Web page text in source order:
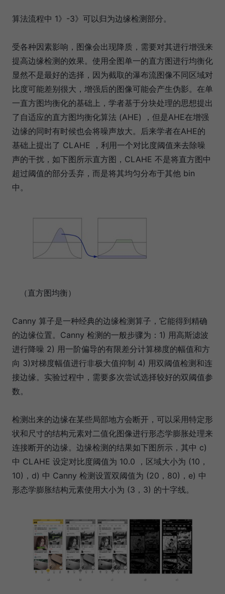
算法流程中 1》-3》可以归为边缘检测部分。
受各种因素影响，图像会出现降质，需要对其进行增强来
提高边缘检测的效果。使用全图单一的直方图进行均衡化
显然不是最好的选择，因为截取的瀑布流图像不同区域对
比度可能差别很大，增强后的图像可能会产生伪影。在单
一直方图均衡化的基础上，学者基于分块处理的思想提出
了自适应的直方图均衡化算法 (AHE) ，但是AHE在增强
边缘的同时有时候也会将噪声放大。后来学者在AHE的
基础上提出了 CLAHE ，利用一个对比度阈值来去除噪
声的干扰，如下图所示直方图，CLAHE 不是将直方图中
超过阈值的部分丢弃，而是将其均匀分布于其他 bin
中。
（直方图均衡）
Canny 算子是一种经典的边缘检测算子，它能得到精确
的边缘位置。Canny 检测的一般步骤为：1) 用高斯滤波
进行降噪 2) 用一阶偏导的有限差分计算梯度的幅值和方
向 3)对梯度幅值进行非极大值抑制 4) 用双阈值检测和连
接边缘。实验过程中，需要多次尝试选择较好的双阈值参
数。
检测出来的边缘在某些局部地方会断开，可以采用特定形
状和尺寸的结构元素对二值化图像进行形态学膨胀处理来
连接断开的边缘。边缘检测的结果如下图所示，其中 c)
中 CLAHE 设定对比度阈值为 10.0 ，区域大小为 (10，
10)，d) 中 Canny 检测设置双阈值为 (20，80)，e) 中
形态学膨胀结构元素使用大小为 (3，3) 的十字线。